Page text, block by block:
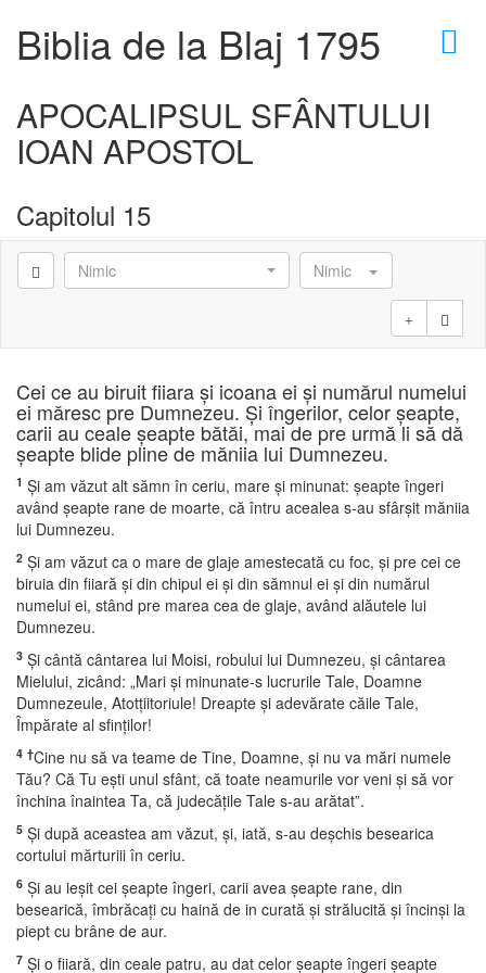
×
Biblia de la Blaj 1795
APOCALIPSUL SFÂNTULUI
IOAN APOSTOL
Capitolul 15
Nimic Nimic
Cei ce au biruit fiiara şi icoana ei şi numărul numelui
ei măresc pre Dumnezeu. Şi îngerilor, celor şeapte,
carii au ceale şeapte bătăi, mai de pre urmă li să dă
şeapte blide pline de măniia lui Dumnezeu.
1 Şi am văzut alt sămn în ceriu, mare şi minunat: şeapte îngeri
având şeapte rane de moarte, că întru acealea s-au sfârşit măniia
lui Dumnezeu.
2 Şi am văzut ca o mare de glaje amestecată cu foc, şi pre cei ce
biruia din fiiară şi din chipul ei şi din sămnul ei şi din numărul
numelui ei, stând pre marea cea de glaje, având alăutele lui
Dumnezeu.
3 Şi cântă cântarea lui Moisi, robului lui Dumnezeu, şi cântarea
Mielului, zicând: „Mari şi minunate-s lucrurile Tale, Doamne
Dumnezeule, Atotţiitoriule! Dreapte şi adevărate căile Tale,
Împărate al sfinţilor!
4 †Cine nu să va teame de Tine, Doamne, şi nu va mări numele
Tău? Că Tu eşti unul sfânt, că toate neamurile vor veni şi să vor
închina înaintea Ta, că judecăţile Tale s-au arătat”.
5 Şi după aceastea am văzut, şi, iată, s-au deşchis besearica
cortului mărturiii în ceriu.
6 Şi au ieşit cei şeapte îngeri, carii avea şeapte rane, din
besearică, îmbrăcaţi cu haină de in curată şi strălucită şi încinşi la
piept cu brâne de aur.
7 Şi o fiiară, din ceale patru, au dat celor şeapte îngeri şeapte